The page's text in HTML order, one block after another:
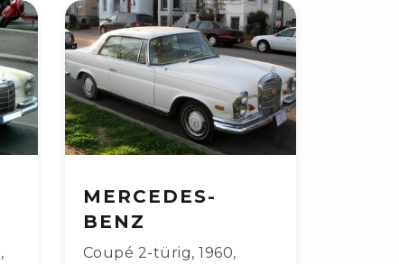
,
MERCEDES-
BENZ
Coupé 2-türig, 1960,